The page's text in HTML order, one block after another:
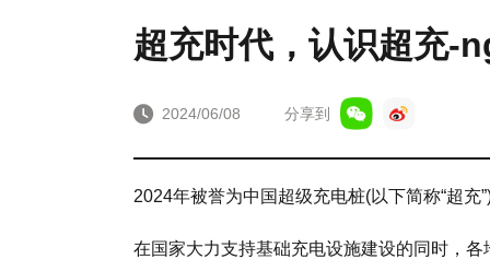
超充时代，认识超充-
2024/06/08 分享到
2024年被誉为中国超级充电桩(以下简称“超充
在国家大力支持基础充电设施建设的同时，